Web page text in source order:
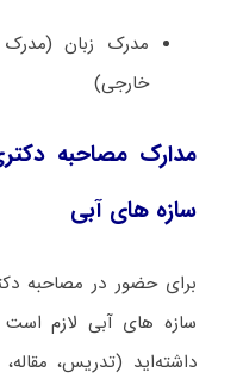
مدرک زبان (مدرک
خارجی)
مدارک مصاحبه
سازه ‌های آبی
برای حضور در مصاحبه
سازه ‌های آبی لازم است
داشته‌اید (تدریس،